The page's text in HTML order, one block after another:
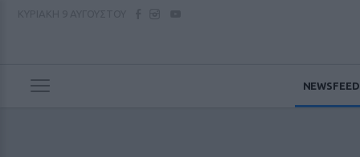
NEWSFEED